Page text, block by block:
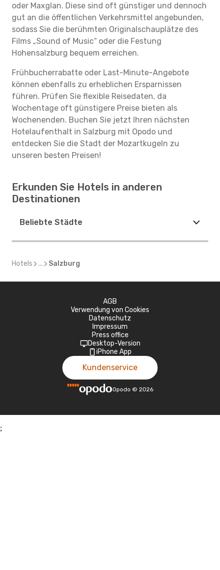
oder Maxglan. Diese sind oft günstiger und dennoch
gut an die öffentlichen Verkehrsmittel angebunden,
sodass Sie die berühmten Originalschauplätze des
Films „Sound of Music“ oder die Festung
Hohensalzburg bequem erreichen.
Frühbucherrabatte oder Last-Minute-Angebote
können ebenfalls zu erheblichen Ersparnissen
führen. Prüfen Sie flexible Reisedaten, da
Wochentage oft günstigere Preise bieten als
Wochenenden. Buchen Sie jetzt Ihren nächsten
Hotelaufenthalt in Salzburg mit Opodo und
entdecken Sie die Stadt der Mozartkugeln zu
unseren besten Preisen!
Erkunden Sie Hotels in anderen
Destinationen
Beliebte Städte
Hotels ... Salzburg
AGB
Verwendung von Cookies
Datenschutz
Impressum
Press office
Desktop-Version
iPhone App
Kundenservice
Opodo © 2026
;